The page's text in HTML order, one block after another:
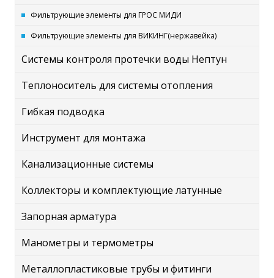
Фильтрующие элементы для ГРОС МИДИ
Фильтрующие элементы для ВИКИНГ(нержавейка)
Системы контроля протечки воды Нептун
Теплоноситель для системы отопления
Гибкая подводка
Инструмент для монтажа
Канализационные системы
Коллекторы и комплектующие латунные
Запорная арматура
Манометры и термометры
Металлопластиковые трубы и фитинги